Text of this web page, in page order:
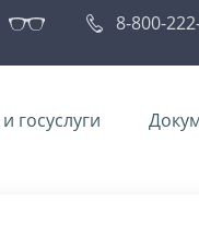
8-800-
госуслуги